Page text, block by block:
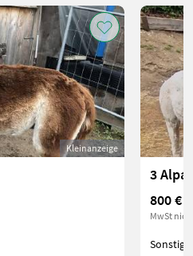
Kleinanzeige
3
800 €
MwSt